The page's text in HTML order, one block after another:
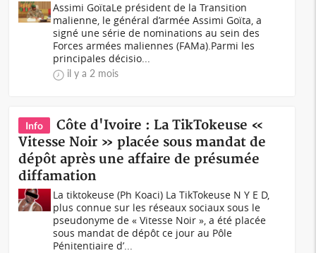
Assimi GoïtaLe président de la Transition
malienne, le général d’armée Assimi Goïta, a
signé une série de nominations au sein des
Forces armées maliennes (FAMa).Parmi les
principales décisio...
il y a 2 mois
Info
Côte d'Ivoire : La TikTokeuse «
Vitesse Noir » placée sous mandat de
dépôt après une affaire de présumée
diffamation
La tiktokeuse (Ph Koaci) La TikTokeuse N Y E D,
plus connue sur les réseaux sociaux sous le
pseudonyme de « Vitesse Noir », a été placée
sous mandat de dépôt ce jour au Pôle
Pénitentiaire d’...